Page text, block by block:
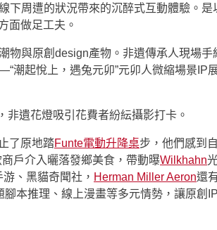
下周遭的狀況帶來的沉醉式互動體驗。是
面做足工夫。
物與原創design產物。非遺傳承人現場手
潮起悅上，遇兔元卯”元卯人微縮場景IP
非遺花燈吸引花費者紛紜攝影打卡。
了原地踏Funte電動升降桌步，他們感到
戶介入曬落發鄉美食，帶動曝Wilkhahn
、黑貓奇聞社， Herman Miller Aeron還
本推理、線上漫畫等多元情勢，讓原創